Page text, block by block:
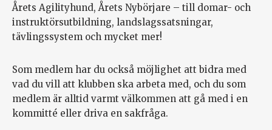
Årets Agilityhund, Årets Nybörjare – till domar- och
instruktörsutbildning, landslagssatsningar,
tävlingssystem och mycket mer!
Som medlem har du också möjlighet att bidra med
vad du vill att klubben ska arbeta med, och du som
medlem är alltid varmt välkommen att gå med i en
kommitté eller driva en sakfråga.